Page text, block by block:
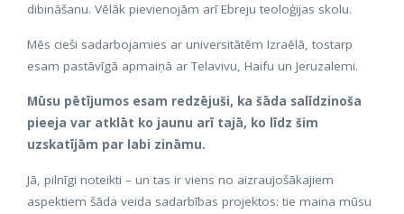
dibināšanu. Vēlāk pievienojām arī Ebreju teoloģijas skolu.
Mēs cieši sadarbojamies ar universitātēm Izraēlā, tostarp
esam pastāvīgā apmaiņā ar Telavivu, Haifu un Jeruzalemi.
Mūsu pētījumos esam redzējuši, ka šāda salīdzinoša
pieeja var atklāt ko jaunu arī tajā, ko līdz šim
uzskatījām par labi zināmu.
Jā, pilnīgi noteikti – un tas ir viens no aizraujošākajiem
aspektiem šāda veida sadarbības projektos: tie maina mūsu